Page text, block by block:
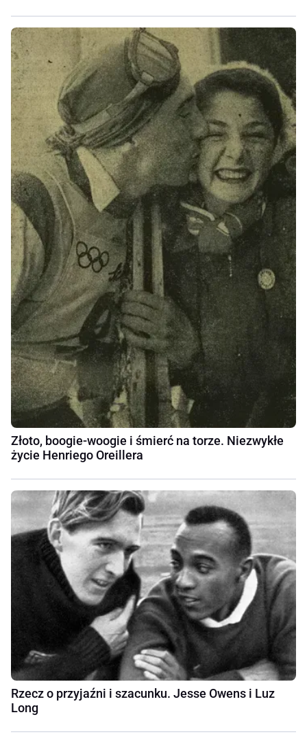
Złoto, boogie-woogie i śmierć na torze. Niezwykłe
życie Henriego Oreillera
Rzecz o przyjaźni i szacunku. Jesse Owens i Luz
Long